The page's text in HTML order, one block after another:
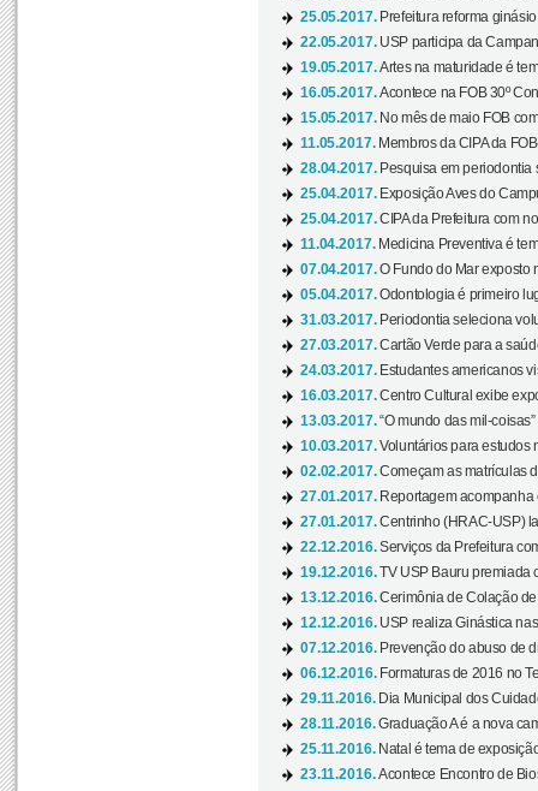
25.05.2017. Prefeitura reforma
22.05.2017. USP participa da
19.05.2017.Artes na maturidade é
16.05.2017.Acontece na FOB 30º
15.05.2017. No mês de maio FOB
11.05.2017. Membros da CIPA da
28.04.2017. Pesquisa em periodontia
25.04.2017. Exposição Aves do
25.04.2017.CIPA da Prefeitura com
11.04.2017. Medicina Preventiva é
07.04.2017.O Fundo do Mar exposto
05.04.2017.Odontologia é primeiro
31.03.2017. Periodontia seleciona
27.03.2017.Cartão Verde para a
24.03.2017. Estudantes americanos
16.03.2017.Centro Cultural exibe
13.03.2017.“O mundo das mil-
10.03.2017.Voluntários para estudos
02.02.2017.Começam as matrículas
27.01.2017. Reportagem
27.01.2017.Centrinho (HRAC-USP)
22.12.2016.Serviços da Prefeitura
19.12.2016.TV USP Bauru premiada
13.12.2016.Cerimônia de Colação
12.12.2016. USP realiza Ginástica
07.12.2016. Prevenção do abuso de
06.12.2016. Formaturas de 2016 no
29.11.2016. Dia Municipal dos
28.11.2016.Graduação A é a nova
25.11.2016. Natal é tema de
23.11.2016.Acontece Encontro de